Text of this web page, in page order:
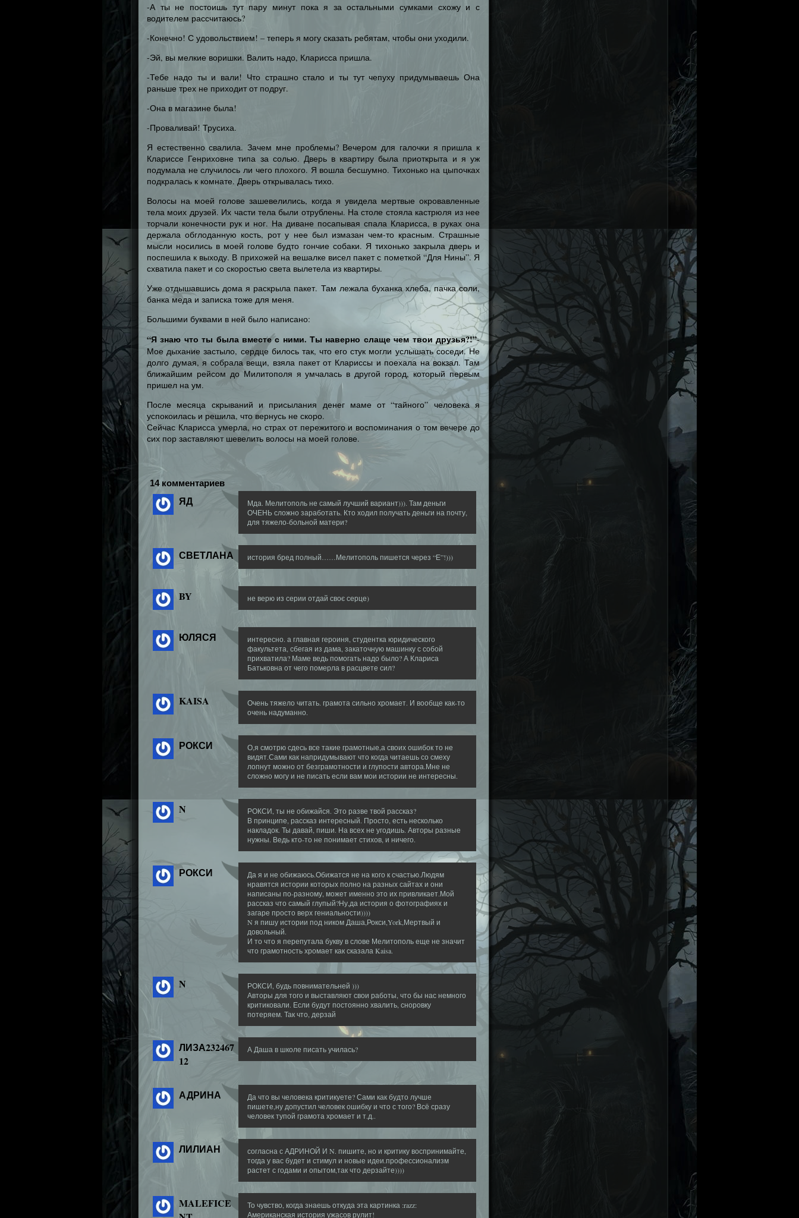
-А ты не постоишь тут пару минут пока я за остальными сумками схожу и с
водителем рассчитаюсь?
-Конечно! С удовольствием! – теперь я могу сказать ребятам, чтобы они уходили.
-Эй, вы мелкие воришки. Валить надо, Кларисса пришла.
-Тебе надо ты и вали! Что страшно стало и ты тут чепуху придумываешь Она
раньше трех не приходит от подруг.
-Она в магазине была!
-Проваливай! Трусиха.
Я естественно свалила. Зачем мне проблемы? Вечером для галочки я пришла к
Клариссе Генриховне типа за солью. Дверь в квартиру была приоткрыта и я уж
подумала не случилось ли чего плохого. Я вошла бесшумно. Тихонько на цыпочках
подкралась к комнате. Дверь открывалась тихо.
Волосы на моей голове зашевелились, когда я увидела мертвые окровавленные
тела моих друзей. Их части тела были отрублены. На столе стояла кастрюля из нее
торчали конечности рук и ног. На диване посапывая спала Кларисса, в руках она
держала обглоданную кость, рот у нее был измазан чем-то красным. Страшные
мысли носились в моей голове будто гончие собаки. Я тихонько закрыла дверь и
поспешила к выходу. В прихожей на вешалке висел пакет с пометкой “Для Нины”. Я
схватила пакет и со скоростью света вылетела из квартиры.
Уже отдышавшись дома я раскрыла пакет. Там лежала буханка хлеба, пачка соли,
банка меда и записка тоже для меня.
Большими буквами в ней было написано:
“Я знаю что ты была вместе с ними. Ты наверно слаще чем твои друзья?!”-
Мое дыхание застыло, сердце билось так, что его стук могли услышать соседи. Не
долго думая, я собрала вещи, взяла пакет от Клариссы и поехала на вокзал. Там
ближайшим рейсом до Милитополя я умчалась в другой город, который первым
пришел на ум.
После месяца скрываний и присылания денег маме от “тайного” человека я
успокоилась и решила, что вернусь не скоро.
Сейчас Кларисса умерла, но страх от пережитого и воспоминания о том вечере до
сих пор заставляют шевелить волосы на моей голове.
14 комментариев
ЯД
Мда. Мелитополь не самый лучший вариант))). Там деньги
ОЧЕНЬ сложно заработать. Кто ходил получать деньги на почту,
для тяжело-больной матери?
СВЕТЛАНА история бред полный……Мелитополь пишется через “Е”!)))
BY не верю из серии отдай своє серце)
ЮЛЯСЯ
интересно. а главная героиня, студентка юридического
факультета, сбегая из дама, закаточную машинку с собой
прихватила? Маме ведь помогать надо было? А Клариса
Батьковна от чего померла в расцвете сил?
KAISA
Очень тяжело читать. грамота сильно хромает. И вообще как-то
очень надуманно.
РОКСИ
О,я смотрю сдесь все такие грамотные,а своих ошибок то не
видят.Сами как напридумывают что когда читаешь со смеху
лопнут можно от безграмотности и глупости автора.Мне не
сложно могу и не писать если вам мои истории не интересны.
N
РОКСИ, ты не обижайся. Это разве твой рассказ?
В принципе, рассказ интересный. Просто, есть несколько
накладок. Ты давай, пиши. На всех не угодишь. Авторы разные
нужны. Ведь кто-то не понимает стихов, и ничего.
РОКСИ
Да я и не обижаюсь.Обижатся не на кого к счастью.Людям
нравятся истории которых полно на разных сайтах и они
написаны по-разному, может именно это их привликает.Мой
рассказ что самый глупый?Ну,да история о фотографиях и
загаре просто верх гениальности))))
N я пишу истории под ником Даша,Рокси,York,Мертвый и
довольный.
И то что я перепутала букву в слове Мелитополь еще не значит
что грамотность хромает как сказала Kaisa.
N
РОКСИ, будь повнимательней )))
Авторы для того и выставляют свои работы, что бы нас немного
критиковали. Если будут постоянно хвалить, сноровку
потеряем. Так что, дерзай
ЛИЗА232467
12
А Даша в школе писать училась?
АДРИНА
Да что вы человека критикуете? Сами как будто лучше
пишете,ну допустил человек ошибку и что с того? Всё сразу
человек тупой грамота хромает и т.д..
ЛИЛИАН
согласна с АДРИНОЙ И N. пишите, но и критику воспринимайте,
тогда у вас будет и стимул и новые идеи.профессионализм
растет с годами и опытом,так что дерзайте))))
MALEFICE
То чувство, когда знаешь откуда эта картинка :razz:
Американская история ужасов рулит!